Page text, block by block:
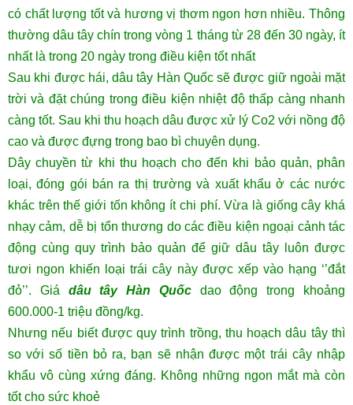
có chất lượng tốt và hương vị thơm ngon hơn nhiều. Thông
thường dâu tây chín trong vòng 1 tháng từ 28 đến 30 ngày, ít
nhất là trong 20 ngày trong điều kiện tốt nhất
Sau khi được hái, dâu tây Hàn Quốc sẽ được giữ ngoài mặt
trời và đặt chúng trong điều kiện nhiệt độ thấp càng nhanh
càng tốt. Sau khi thu hoạch dâu được xử lý Co2 với nồng độ
cao và được đựng trong bao bì chuyên dụng.
Dây chuyền từ khi thu hoạch cho đến khi bảo quản, phân
loại, đóng gói bán ra thị trường và xuất khẩu ở các nước
khác trên thế giới tốn không ít chi phí. Vừa là giống cây khá
nhạy cảm, dễ bị tổn thương do các điều kiện ngoại cảnh tác
động cùng quy trình bảo quản để giữ dâu tây luôn được
tươi ngon khiến loại trái cây này được xếp vào hạng ‘’đắt
đỏ’’. Giá dâu tây Hàn Quốcdao động trong khoảng
600.000-1 triệu đồng/kg.
Nhưng nếu biết được quy trình trồng, thu hoạch dâu tây thì
so với số tiền bỏ ra, bạn sẽ nhận được một trái cây nhập
khẩu vô cùng xứng đáng. Không những ngon mắt mà còn
tốt cho sức khoẻ